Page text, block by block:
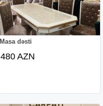
Masa dəsti
480 AZN